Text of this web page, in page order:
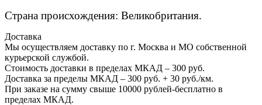
Страна происхождения: Великобритания.
Доставка
Мы осуществляем доставку по г. Москва и МО собственной
курьерской службой.
Стоимость доставки в пределах МКАД – 300 руб.
Доставка за пределы МКАД – 300 руб. + 30 руб./км.
При заказе на сумму свыше 10000 рублей-бесплатно в
пределах МКАД.